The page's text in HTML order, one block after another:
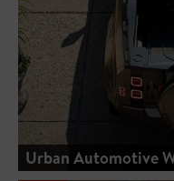
Urban Automotive